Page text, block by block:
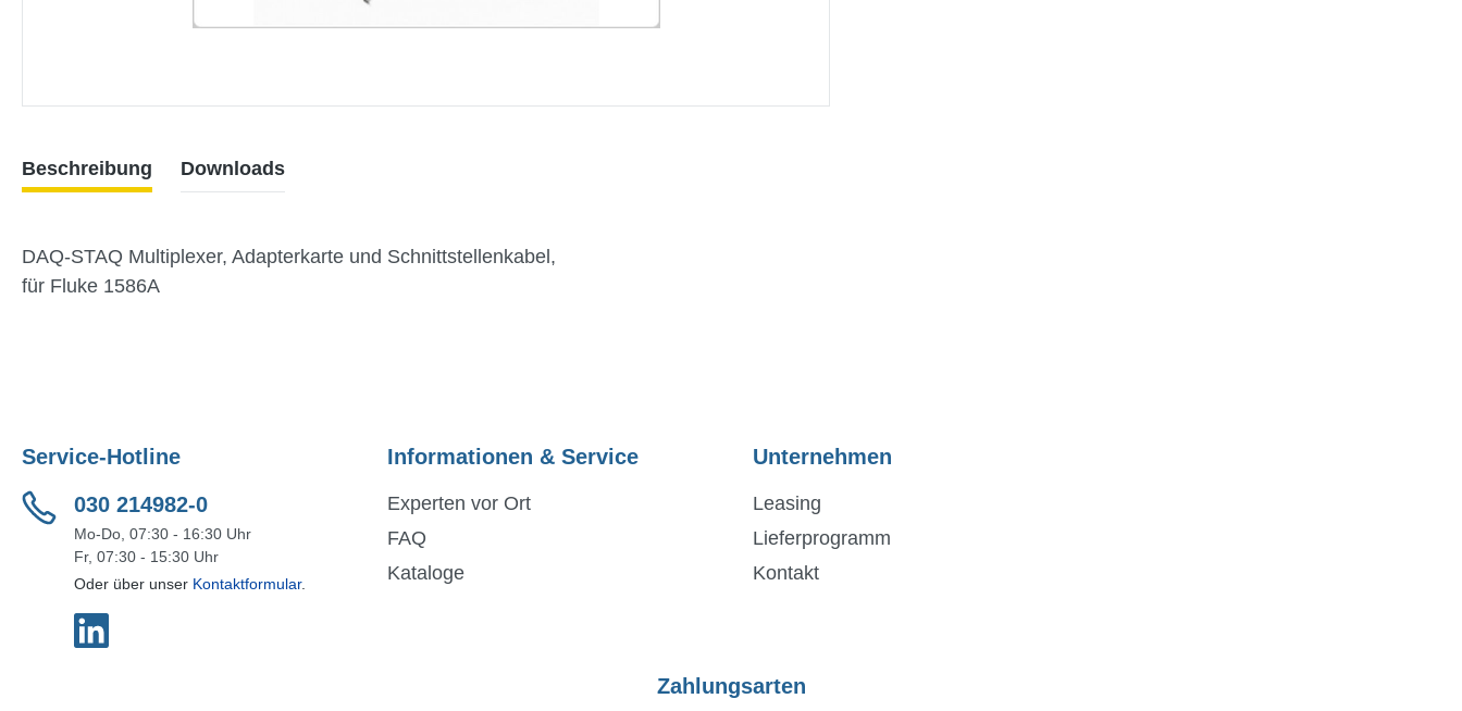
Beschreibung Downloads
DAQ-STAQ Multiplexer, Adapterkarte und Schnittstellenkabel,
für Fluke 1586A
Service-Hotline
030 214982-0
Mo-Do, 07:30 - 16:30 Uhr
Fr, 07:30 - 15:30 Uhr
Oder über unser Kontaktformular.
Informationen & Service
Experten vor Ort
FAQ
Kataloge
Unternehmen
Leasing
Lieferprogramm
Kontakt
Zahlungsarten